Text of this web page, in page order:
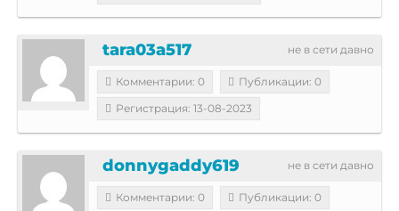
не в сети давно
tara03a517
Комментарии: 0
Публикации: 0
Регистрация: 13-08-2023
не в сети давно
donnygaddy619
Комментарии: 0
Публикации: 0